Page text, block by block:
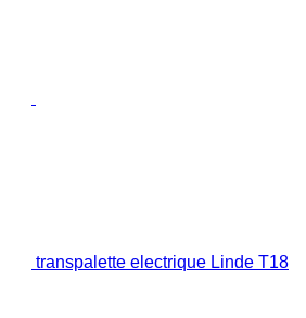
transpalette electrique Linde T18